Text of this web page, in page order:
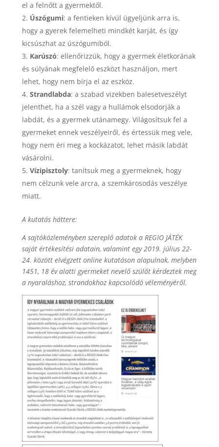
el a felnőtt a gyermektől.
Úszógumi: a fentieken kívül ügyeljünk arra is,
hogy a gyerek felemelheti mindkét karját, és így
kicsúszhat az úszógumiból.
Karúszó: ellenőrizzük, hogy a gyermek életkorának
és súlyának megfelelő eszközt használjon, mert
lehet, hogy nem bírja el az eszköz.
Strandlabda: a szabad vizekben balesetveszélyt
jelenthet, ha a szél vagy a hullámok elsodorják a
labdát, és a gyermek utánamegy. Világosítsuk fel a
gyermeket ennek veszélyeiről, és értessük meg vele,
hogy nem éri meg a kockázatot, lehet másik labdát
vásárolni.
Vízipisztoly: tanítsuk meg a gyermeknek, hogy
nem célzunk vele arcra, a szemkárosodás veszélye
miatt.
A kutatás háttere:
A sajtóközleményben szereplő adatok a REGIO JÁTÉK
saját értékesítési adatain, valamint egy 2019. július 22-
24. között elvégzett online kutatáson alapulnak, melyben
1451, 18 év alatti gyermeket nevelő szülőt kérdeztek meg
a nyaraláshoz, strandokhoz kapcsolódó véleményéről.